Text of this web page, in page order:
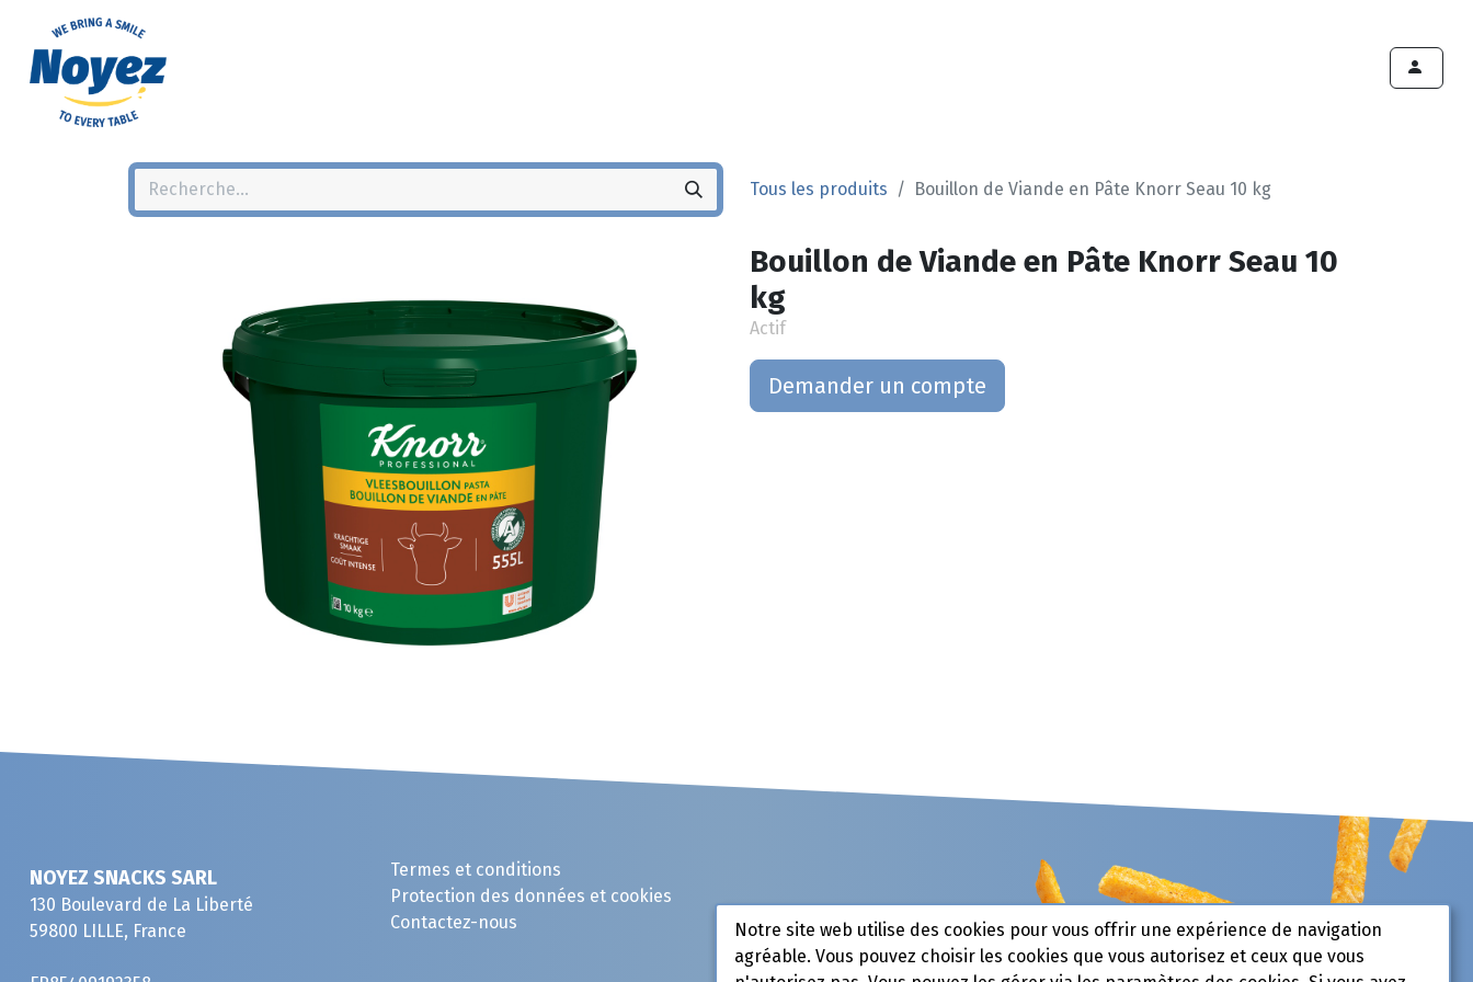
Tous les produits Bouillon de Viande en Pâte Knorr Seau 10 kg
Bouillon de Viande en Pâte Knorr Seau 10
kg
Actif
Demander un compte
NOYEZ SNACKS SARL
130 Boulevard de La Liberté
59800 LILLE, France
Termes et conditions
Protection des données et cookies
Contactez-nous
Notre site web utilise des cookies pour vous offrir une expérience de navigation
agréable. Vous pouvez choisir les cookies que vous autorisez et ceux que vous